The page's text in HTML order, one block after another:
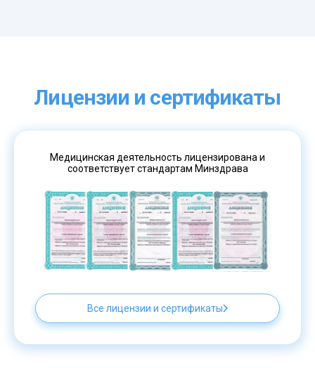
Лицензии и сертификаты
Медицинская деятельность лицензирована и
соответствует стандартам Минздрава
Все лицензии и сертификаты